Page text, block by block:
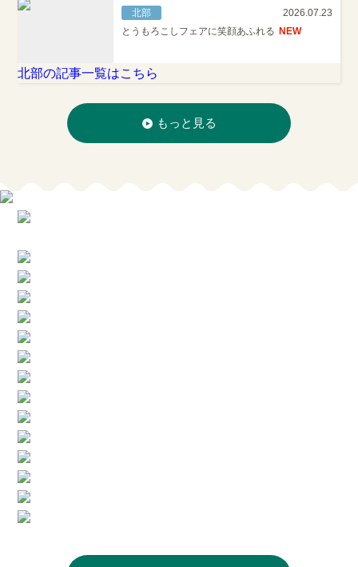
北部
2026.07.23
とうもろこしフェアに笑顔あふれる NEW
北部の記事一覧はこちら
もっと見る